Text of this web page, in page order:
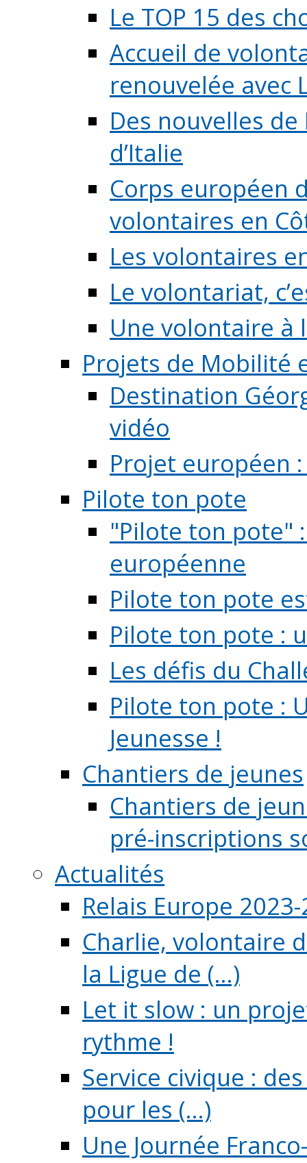
Le TOP 15 des
Accueil de
renouvelée avec
Des nouvelles
d’Italie
Corps européen
volontaires en
Les volontaires
Le volontariat,
Une volontaire à
Projets de Mobilité
Destination
vidéo
Projet européen
Pilote ton pote
"Pilote ton pote"
européenne
Pilote ton pote
Pilote ton pote :
Les défis du
Pilote ton pote :
Jeunesse !
Chantiers de jeunes
Chantiers de
pré-inscriptions
Actualités
Relais Europe
Charlie, volontaire
la Ligue de (...)
Let it slow : un
rythme !
Service civique :
pour les (...)
Une Journée